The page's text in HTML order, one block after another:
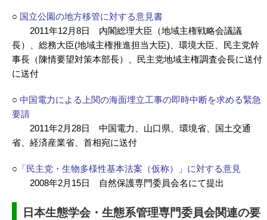
○ 国立公園の地方移管に対する意見書
2011年12月8日 内閣総理大臣（地域主権戦略会議議
長）、総務大臣(地域主権推進担当大臣)、環境大臣、民主党幹
事長（陳情要望対策本部長）、民主党地域主権調査会長に送付
に送付
○ 中国電力による上関の海面埋立工事の即時中断を求める緊急
要請
2011年2月28日 中国電力、山口県、環境省、国土交通
省、経済産業省、首相宛に送付
○ 「民主党・生物多様性基本法案（仮称）」に対する意見
2008年2月15日 自然保護専門委員会名にて提出
日本生態学会・生態系管理専門委員会関連の要